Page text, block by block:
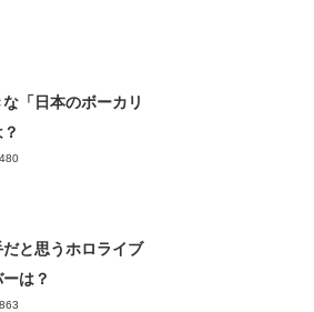
「日本のボーカリ
と思うホロライブ
は？